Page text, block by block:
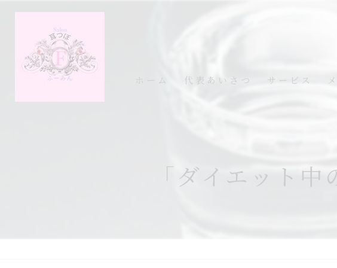
ホーム 代表あいさつ サービス
「ダイエット